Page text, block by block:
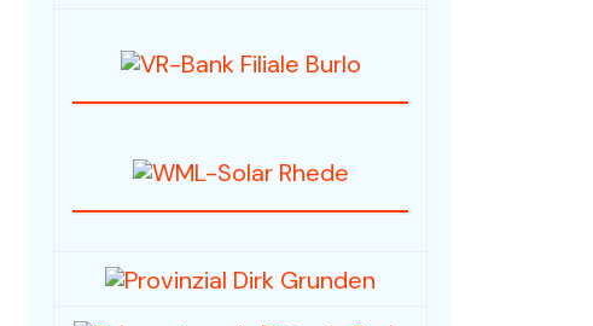
Übersicht alle Angebote
Audio / HiFi / Electronic
Bücher / Antiquariat
Fahrzeuge / Fahrräder